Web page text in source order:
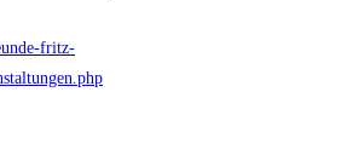
fritz-